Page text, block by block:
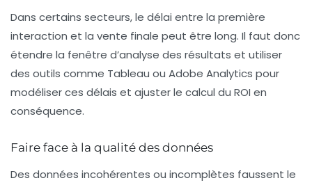
Dans certains secteurs, le délai entre la première
interaction et la vente finale peut être long. Il faut donc
étendre la fenêtre d’analyse des résultats et utiliser
des outils comme Tableau ou Adobe Analytics pour
modéliser ces délais et ajuster le calcul du ROI en
conséquence.
Faire face à la qualité des données
Des données incohérentes ou incomplètes faussent le